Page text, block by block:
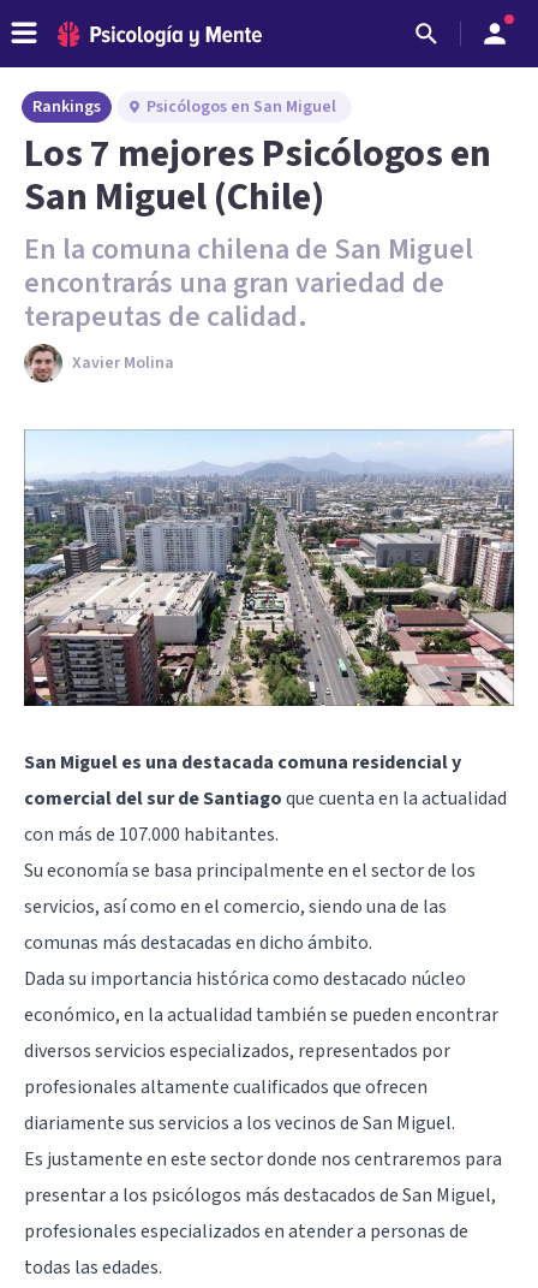
Rankings Psicólogos en San Miguel
Los 7 mejores Psicólogos en
San Miguel (Chile)
En la comuna chilena de San Miguel
encontrarás una gran variedad de
terapeutas de calidad.
Xavier Molina
San Miguel es una destacada comuna residencial y
comercial del sur de Santiagoque cuenta en la actualidad
con más de 107.000 habitantes.
Su economía se basa principalmente en el sector de los
servicios, así como en el comercio, siendo una de las
comunas más destacadas en dicho ámbito.
Dada su importancia histórica como destacado núcleo
económico, en la actualidad también se pueden encontrar
diversos servicios especializados, representados por
profesionales altamente cualificados que ofrecen
diariamente sus servicios a los vecinos de San Miguel.
Es justamente en este sector donde nos centraremos para
presentar a los psicólogos más destacados de San Miguel,
profesionales especializados en atender a personas de
todas las edades.